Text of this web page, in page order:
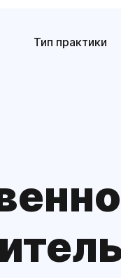
Тип практики